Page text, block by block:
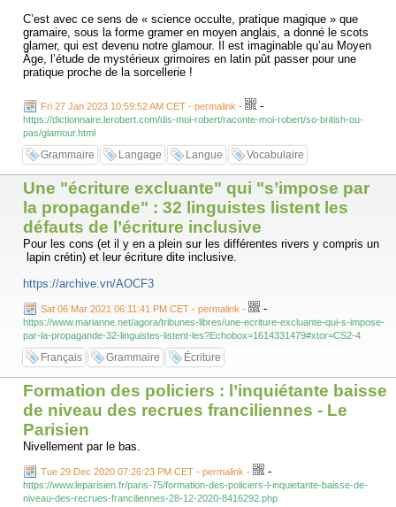
C’est avec ce sens de « science occulte, pratique magique » que
gramaire, sous la forme gramer en moyen anglais, a donné le scots
glamer, qui est devenu notre glamour. Il est imaginable qu’au Moyen
Âge, l’étude de mystérieux grimoires en latin pût passer pour une
pratique proche de la sorcellerie !
D’ailleurs… le mot grimoire « livre de magie », attesté depuis le XIIe
siècle, appartient à cette même famille. Il doit s’agir d’une déformation
de gramaire, probablement par croisement avec un mot de la famille de
grimace, qui remonte au francique *grima « masque, grimage ».
Quant à gramaire, il provient du latin (ars) grammatica : « (l’art) des
lettres », calque du grec γραμματική (τέχνη) (grammatikḗ tékhnē), de
même sens. C'est un dérivé de γράμμα (gramma) « ligne, inscription »,
de la même famille que le verbe γράφω (gráphō) « graver » (d’où
graphie et nos mots en -graphe).
Peut-être que cette étymologie vous invitera à reconsidérer la
sensualité, le pouvoir envoûteur, le glamour de vos grimoires de
Fri 27 Jan 2023 10:59:52 AM CET - permalink - -
https://dictionnaire.lerobert.com/dis-moi-robert/raconte-moi-robert/so-british-ou-
pas/glamour.html
Grammaire Langage Langue Vocabulaire
Une "écriture excluante" qui "s’impose par
la propagande" : 32 linguistes listent les
défauts de l’écriture inclusive
Pour les cons (et il y en a plein sur les différentes rivers y compris un
lapin crétin) et leur écriture dite inclusive.
https://archive.vn/AOCF3
Sat 06 Mar 2021 06:11:41 PM CET - permalink - -
https://www.marianne.net/agora/tribunes-libres/une-ecriture-excluante-qui-s-impose-
par-la-propagande-32-linguistes-listent-les?Echobox=1614331479#xtor=CS2-4
Français Grammaire Écriture
Formation des policiers : l’inquiétante baisse
de niveau des recrues franciliennes - Le
Parisien
Nivellement par le bas.
Tue 29 Dec 2020 07:26:23 PM CET - permalink - -
https://www.leparisien.fr/paris-75/formation-des-policiers-l-inquietante-baisse-de-
niveau-des-recrues-franciliennes-28-12-2020-8416292.php